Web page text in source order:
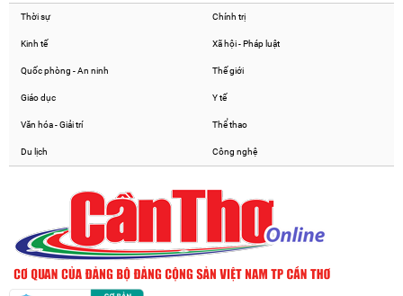
Thời sự Chính trị
Kinh tế Xã hội - Pháp luật
Quốc phòng - An ninh Thế giới
Giáo dục Y tế
Văn hóa - Giải trí Thể thao
Du lịch Công nghệ